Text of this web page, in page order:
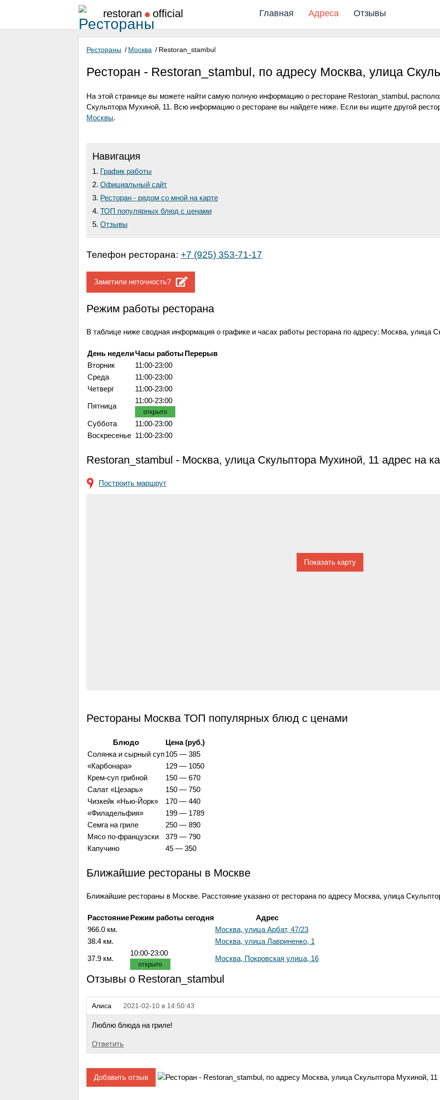
restoran official Главная Адреса Отзывы
Рестораны / Москва / Restoran_stambul
Ресторан - Restoran_stambul, по адресу Москва, улица
На этой странице вы можете найти самую полную информацию о ресторане Restoran_stambul,
Скульптора Мухиной, 11. Всю информацию о ресторане вы найдете ниже. Если вы ищите другой
Москвы.
Навигация
График работы
Официальный сайт
Ресторан - рядом со мной на карте
ТОП популярных блюд с ценами
Отзывы
Телефон ресторана: +7 (925) 353-71-17
Заметили неточность?
Режим работы ресторана
В таблице ниже сводная информация о графике и часах работы ресторана по адресу: Москва, улица
День неделиЧасы работы Перерыв
Вторник
11:00-23:00
Среда
11:00-23:00
Четверг
11:00-23:00
Пятница
11:00-23:00
открыто
Суббота
11:00-23:00
Воскресенье 11:00-23:00
Restoran_stambul - Москва, улица Скульптора Мухиной, 11 адрес на
Построить маршрут
Рестораны Москва ТОП популярных блюд с ценами
Блюдо
Цена (руб.)
Солянка и сырный суп 105 — 385
«Карбонара»
129 — 1050
Крем-суп грибной
150 — 670
Салат «Цезарь»
150 — 750
Чизкейк «Нью-Йорк»
170 — 440
«Филадельфия»
199 — 1789
Семга на гриле
250 — 890
Мясо по-французски
379 — 790
Капучино
45 — 350
Ближайшие рестораны в Москве
Ближайшие рестораны в Москве. Расстояние указано от ресторана по адресу Москва, улица
РасстояниеРежим работы сегодня
Адрес
966.0 км.
Москва, улица Арбат, 47/23
38.4 км.
Москва, улица Лавриненко, 1
37.9 км.
10:00-23:00
открыто
Москва, Покровская улица, 16
Отзывы о Restoran_stambul
Алиса 2021-02-10 в 14:50:43
Люблю блюда на гриле!
Ответить
Добавить отзыв